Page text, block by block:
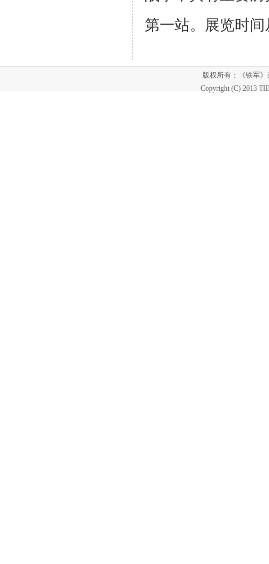
第一站。展览时间
版权所有：《铁军
Copyright (C) 2013